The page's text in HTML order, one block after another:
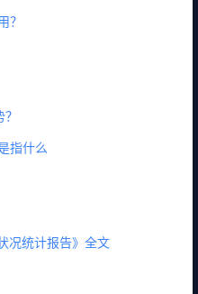
？
指什么
况统计报告》全文